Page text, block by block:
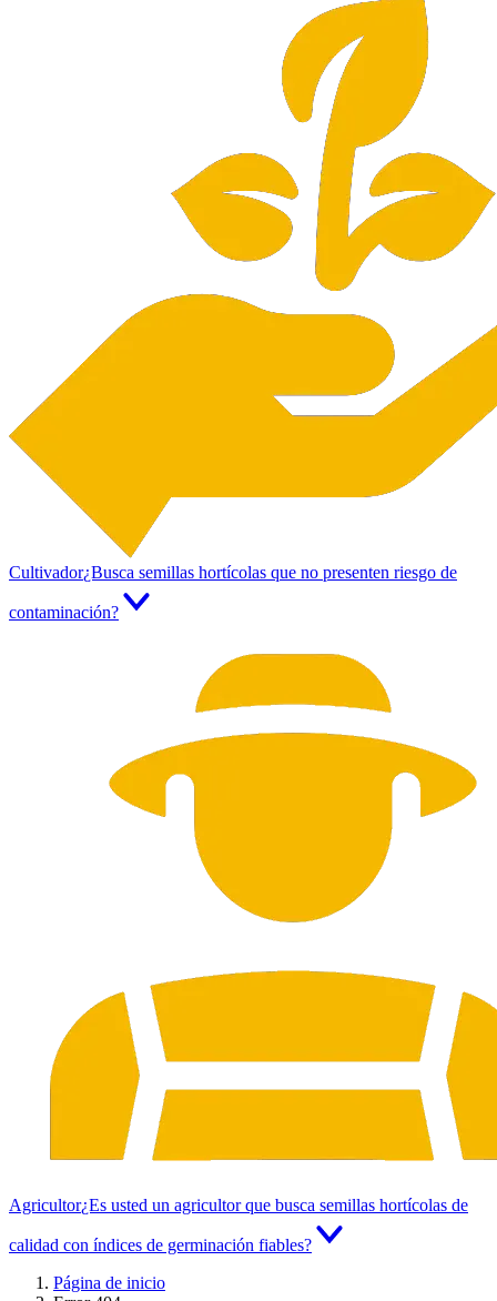
Cultivador¿Busca semillas hortícolas que no presenten riesgo de
contaminación?
Agricultor¿Es usted un agricultor que busca semillas hortícolas de
calidad con índices de germinación fiables?
Página de inicio